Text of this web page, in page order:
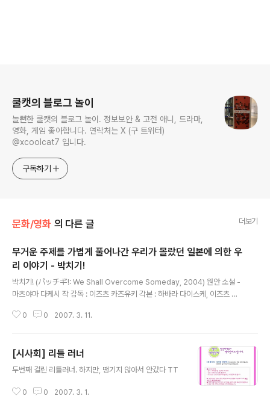
쿨캣의 블로그 놀이
놀뻔한 쿨캣의 블로그 놀이. 정보보안 & 고전 애니, 드라마,
영화, 게임 좋아합니다. 연락처는 X (구 트위터)
@xcoolcat7 입니다.
구독하기
문화/영화 의 다른 글 더보기
무거운 주제를 가볍게 풀어나간 우리가 몰랐던 일본에 의한 우
리 이야기 - 박치기!
박치기! (パッチギ!: We Shall Overcome Someday, 2004) 원안 소설 -
마츠야마 다케시 작 감독 : 이즈츠 카즈유키 각본 : 하바라 다이스케, 이즈츠 카
역), 사외지리 에리카 (리경자 역), 오다기리 죠 ( 사카자키 역) 등 음악 : 카토 카
를 가볍게 풀어나가는 우리가 미처 몰랐던 일본인에 의한 우리의 이야기 * 우연
히 접한 잠자기전 우연히 TV 채널을 돌리다 간혹 한국말이 튀어나오는 일본 배
0 0 2007. 3. 11.
[시사회] 리틀 러너
두번째 걸린 리틀러너. 하지만, 땡기지 않아서 안갔다 TT
0 0 2007. 3. 1.